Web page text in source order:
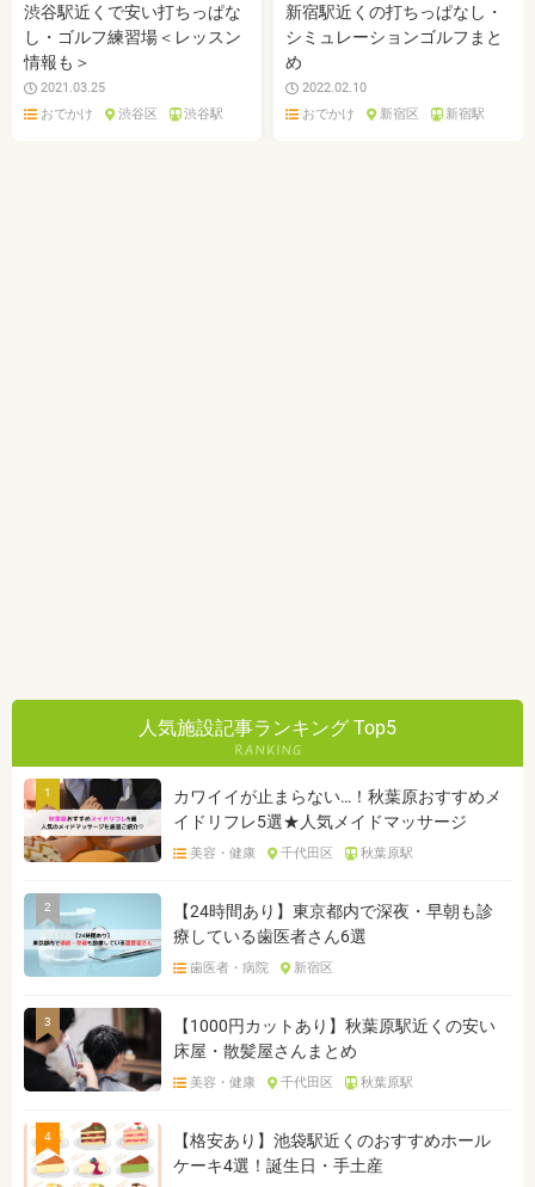
渋谷駅近くで安い打ちっぱな
し・ゴルフ練習場＜レッスン
情報も＞
2021.03.25
おでかけ
渋谷区 渋谷駅
新宿駅近くの打ちっぱなし・
シミュレーションゴルフまと
め
2022.02.10
おでかけ
新宿区 新宿駅
人気施設記事ランキング Top5
1
カワイイが止まらない…！秋葉原おすすめメ
イドリフレ5選★人気メイドマッサージ
美容・健康 千代田区 秋葉原駅
2
【24時間あり】東京都内で深夜・早朝も診
療している歯医者さん6選
歯医者・病院 新宿区
3
【1000円カットあり】秋葉原駅近くの安い
床屋・散髪屋さんまとめ
美容・健康 千代田区 秋葉原駅
4
【格安あり】池袋駅近くのおすすめホール
ケーキ4選！誕生日・手土産